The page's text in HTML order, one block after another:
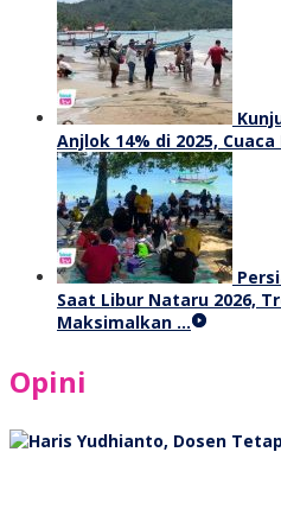
Anjlok 14% di 2025,
Saat Libur Nataru 2026,
Maksimalkan …
Opini